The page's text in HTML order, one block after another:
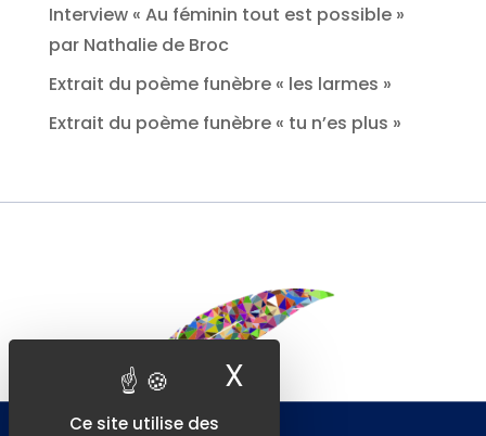
Interview « Au féminin tout est possible »
par Nathalie de Broc
Extrait du poème funèbre « les larmes »
Extrait du poème funèbre « tu n’es plus »
Ce site utilise des
X